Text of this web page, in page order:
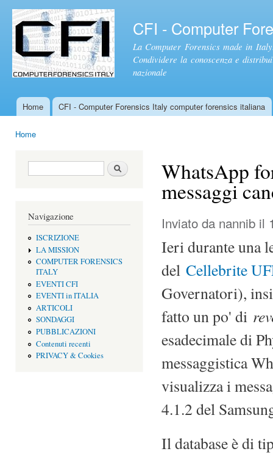
CFI - Computer
La Computer Forensics made in
Condividere la conoscenza e
nazionale
Menu principale
Home CFI - Computer Forensics Italy computer forensics italiana
Home
Form di ricerca Cerca
Navigazione
ISCRIZIONE
LA MISSION
COMPUTER FORENSICS
ITALY
EVENTI CFI
EVENTI in ITALIA
ARTICOLI
SONDAGGI
PUBBLICAZIONI
Contenuti recenti
PRIVACY & Cookies
WhatsApp
messaggi
Inviato da nannib il
Ieri durante una
del Cellebrite
Governatori),
fatto un po' di
esadecimale di
messaggistica
visualizza i
4.1.2 del
Il database è di